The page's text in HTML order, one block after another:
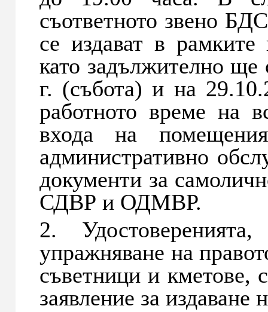
съответното звено
се издават в
като задължително ще
г. (събота) и на
работното време на
входа на
административно
документи за
СДВР и ОДМВР.
2.
упражняване на
съветници и кметове,
заявление за издаване